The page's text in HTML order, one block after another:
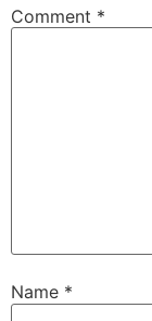
Comment *
Name *